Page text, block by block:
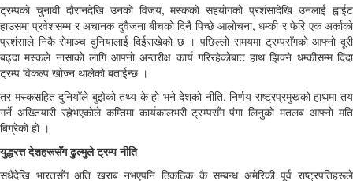
ट्रम्पकाे चुनावी दाैरानदेखि उनकाे विजय, मस्ककाे सहयाेगकाे प्रशंसादेखि उनलाई ह्वाईट
हाउसमा प्रवेशसम्म र अचानक दुवैजना बीचकाे दिनै पिच्छे आलाेचना, धम्की र फेरि एक अर्काकाे
प्रशंसाले निकै राेमाञ्च दुनियालाई दिईराखेकाे छ । पछिल्लाे समयमा ट्रम्पसँगकाे आफ्नाे दूरी
बढ्दा मस्कले नासाकाे लागि आफ्नाे अन्तरीक्ष कार्य गरिरहेकाेबाट हाथ झिक्ने धम्कीसम्म दिंदा
ट्रम्प विकल्प खाेज्न थालेकाे बताईन्छ ।
तर मस्कसहित दुनियाँले बुझेकाे तथ्य के हाे भने देशकाे नीति, निर्णय राष्ट्रप्रमुखकाे हाथमा तय
गर्ने अख्तियारी रह्नेभएकाेले कम्तिमा कार्यकालभरी ट्रम्पसँग पंगा लिनुकाे मतलब आफ्नाे मति
बिग्रेकाे हाे ।
युद्धरत्त देशहरूसँग ढुल्मुले ट्रम्प नीति
सधैंदेखि भारतसँग अति खराब नभएपनि ठिकठिक कै सम्बन्ध अमेरिकी पूर्व राष्ट्रपतिहरूले